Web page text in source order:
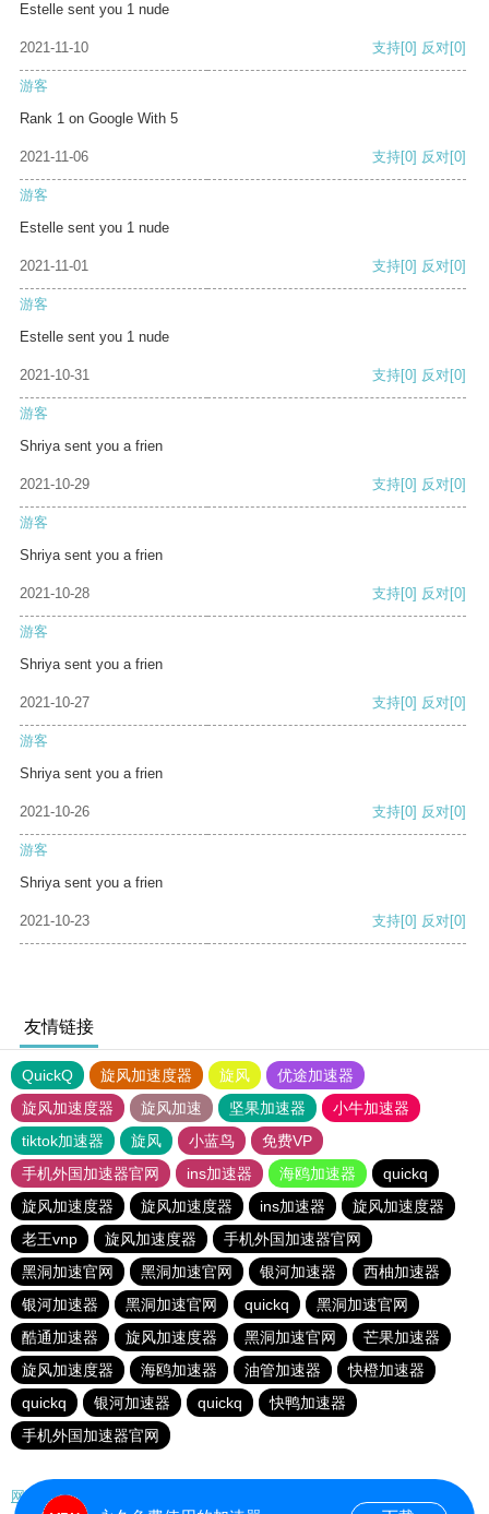
Estelle sent you 1 nude
2021-11-10 支持[0] 反对[0]
游客
Rank 1 on Google With 5
2021-11-06 支持[0] 反对[0]
游客
Estelle sent you 1 nude
2021-11-01 支持[0] 反对[0]
游客
Estelle sent you 1 nude
2021-10-31 支持[0] 反对[0]
游客
Shriya sent you a frien
2021-10-29 支持[0] 反对[0]
游客
Shriya sent you a frien
2021-10-28 支持[0] 反对[0]
游客
Shriya sent you a frien
2021-10-27 支持[0] 反对[0]
游客
Shriya sent you a frien
2021-10-26 支持[0] 反对[0]
游客
Shriya sent you a frien
2021-10-23 支持[0] 反对[0]
友情链接
QuickQ 旋风加速度器 旋风
优途加速器
旋风加速度器
旋风加速 坚果加速器
小牛加速器
tiktok加速器
旋风 小蓝鸟
免费VP
手机外国加速器官网
ins加速器 海鸥加速器
quickq
旋风加速度器
旋风加速度器 ins加速器
旋风加速度器
老王vnp
旋风加速度器
手机外国加速器官网
黑洞加速官网
黑洞加速官网 银河加速器
西柚加速器
银河加速器
黑洞加速官网 quickq
黑洞加速官网
酷通加速器
旋风加速度器 黑洞加速官网
芒果加速器
旋风加速度器
海鸥加速器 油管加速器
快橙加速器
quickq
银河加速器 quickq
快鸭加速器
手机外国加速器官网
网站地图